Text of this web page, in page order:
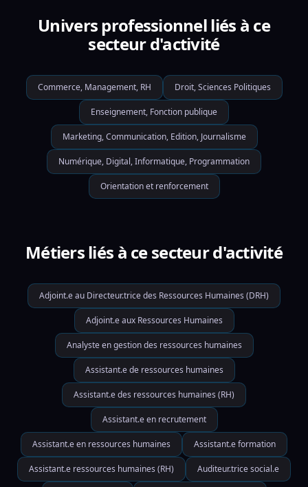
Univers professionnel liés à ce
secteur d'activité
Commerce, Management, RH Droit, Sciences Politiques
Enseignement, Fonction publique
Marketing, Communication, Edition, Journalisme
Numérique, Digital, Informatique, Programmation
Orientation et renforcement
Métiers liés à ce secteur d'activité
Adjoint.e au Directeur.trice des Ressources Humaines (DRH)
Adjoint.e aux Ressources Humaines
Analyste en gestion des ressources humaines
Assistant.e de ressources humaines
Assistant.e des ressources humaines (RH)
Assistant.e en recrutement
Assistant.e en ressources humaines Assistant.e formation
Assistant.e ressources humaines (RH) Auditeur.trice social.e